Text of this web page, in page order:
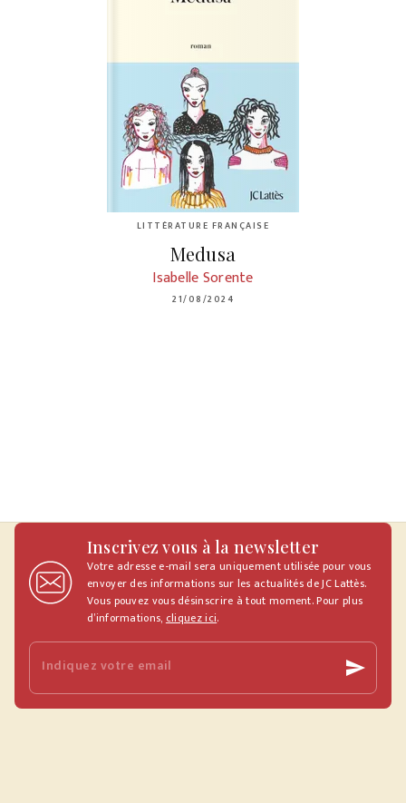
LITTÉRATURE FRANÇAISE
Medusa
Isabelle Sorente
21/08/2024
Inscrivez vous à la newsletter
Votre adresse e-mail sera uniquement utilisée pour vous
envoyer des informations sur les actualités de JC Lattès.
Vous pouvez vous désinscrire à tout moment. Pour plus
d’informations,cliquez ici.
Indiquez votre email send